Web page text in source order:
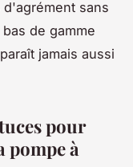
sans
de gamme
jamais aussi
pour
pompe à